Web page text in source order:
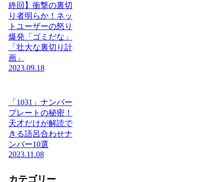
終回】衝撃の裏切
り者明らか！ネッ
トユーザーの怒り
爆発「ゴミだな」
「壮大な裏切り計
画」
2023.09.18
「1031」ナンバー
プレートの秘密！
天才だけが解読で
きる語呂合わせナ
ンバー10選
2023.11.08
カテゴリー